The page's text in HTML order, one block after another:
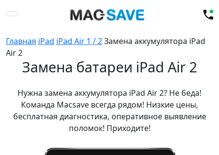
Главная iPad iPad Air 1 / 2Замена аккумулятора iPad
Air 2
Замена батареи iPad Air 2
Нужна замена аккумулятора iPad Air 2? Не беда!
Команда Macsave всегда рядом! Низкие цены,
бесплатная диагностика, оперативное выявление
поломок! Приходите!